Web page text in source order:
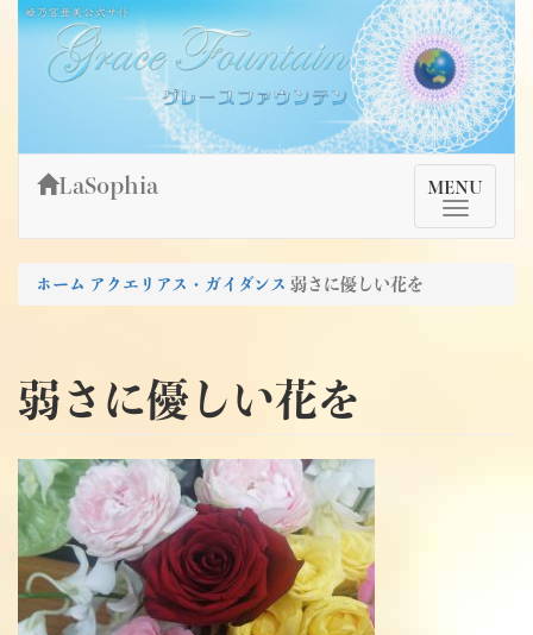
Skip
content
姫乃宮亜美公式サイト～Grace Fountain～
グレースファウンテン
TMenu
MENU
LaSophia
ホーム アクエリアス・ガイダンス 弱さに優しい花を
弱さに優しい花を